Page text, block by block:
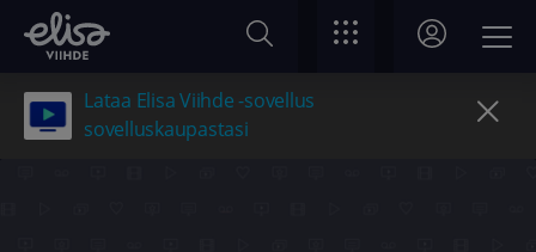
Lataa Elisa Viihde -sovellus
sovelluskaupastasi